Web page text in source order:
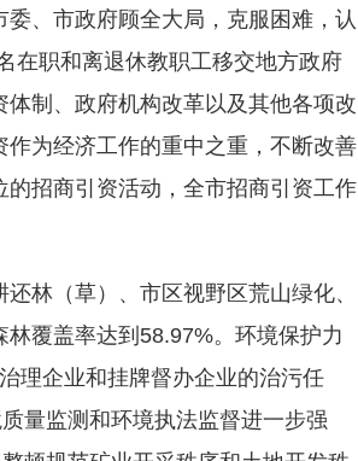
、市政府顾全大局，克服困难，认
在职和离退休教职工移交地方政府
制、政府机构改革以及其他各项改
为经济工作的重中之重，不断改善
招商引资活动，全市招商引资工作
林（草）、市区视野区荒山绿化、
覆盖率达到58.97%。环境保护力
理企业和挂牌督办企业的治污任
量监测和环境执法监督进一步强